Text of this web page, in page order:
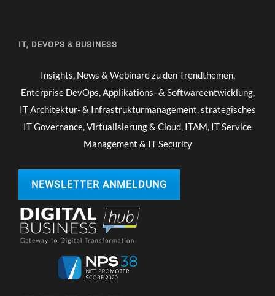
IT, DEVOPS & BUSINESS
Insights, News & Webinare zu den Trendthemen,
Enterprise DevOps, Applikations- & Softwareentwicklung,
IT Architektur- & Infrastrukturmanagement, strategisches
IT Governance, Virtualisierung & Cloud, ITAM, IT Service
Management & IT Security
NEWSLETTER ANMELDUNG